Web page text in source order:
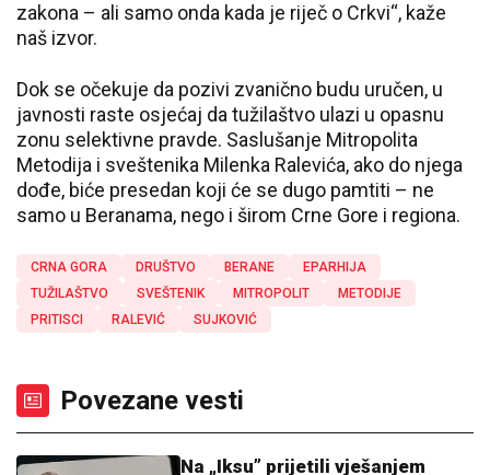
zakona – ali samo onda kada je riječ o Crkvi“, kaže
naš izvor.
Dok se očekuje da pozivi zvanično budu uručen, u
javnosti raste osjećaj da tužilaštvo ulazi u opasnu
zonu selektivne pravde. Saslušanje Mitropolita
Metodija i sveštenika Milenka Ralevića, ako do njega
dođe, biće presedan koji će se dugo pamtiti – ne
samo u Beranama, nego i širom Crne Gore i regiona.
CRNA GORA DRUŠTVO BERANE
EPARHIJA
TUŽILAŠTVO
SVEŠTENIK MITROPOLIT
METODIJE
PRITISCI
RALEVIĆ SUJKOVIĆ
Povezane vesti
Na „Iksu” prijetili vješanjem